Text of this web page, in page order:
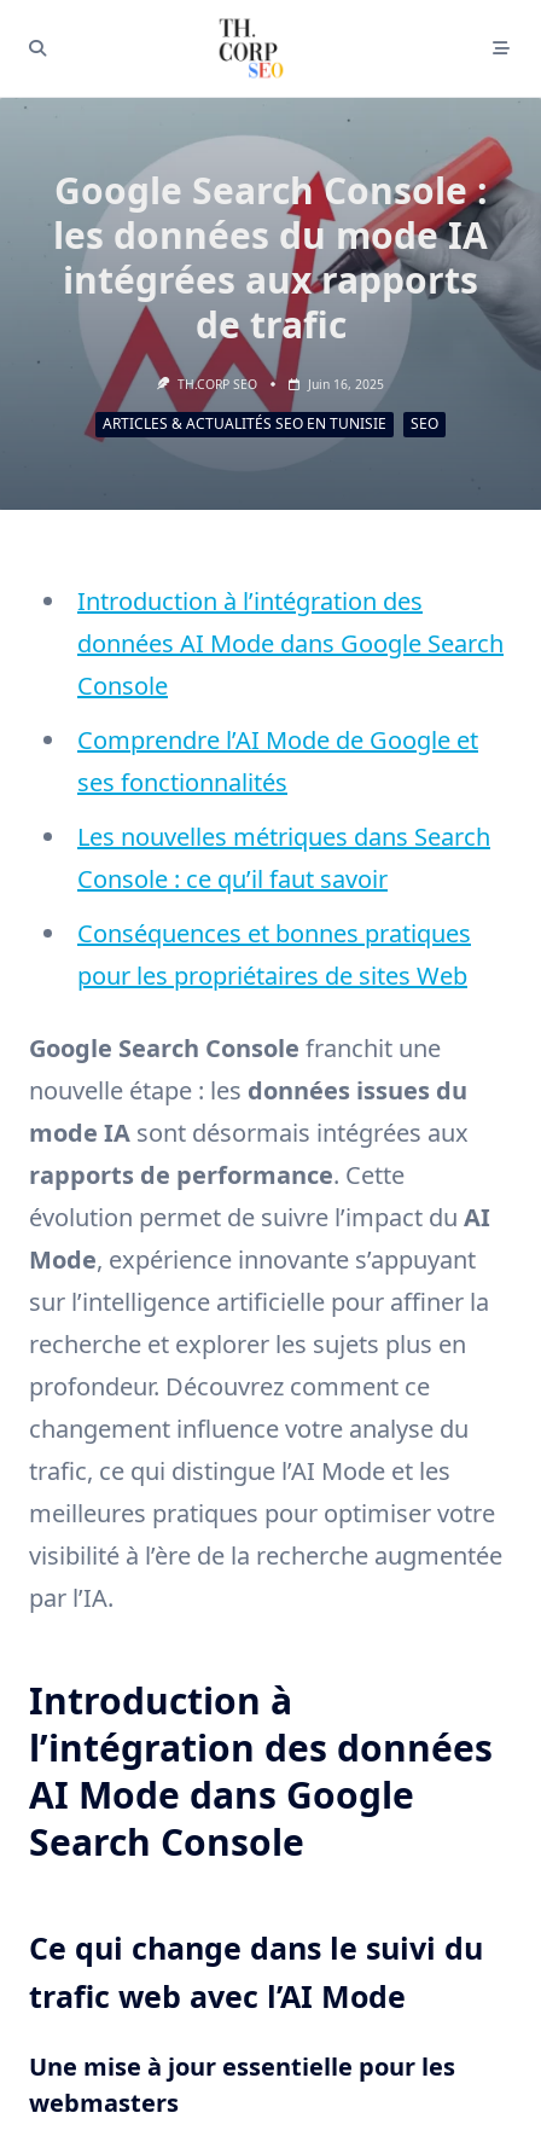
Google Search Console :
les données du mode IA
intégrées aux rapports
de trafic
TH.CORP SEO Juin 16, 2025
ARTICLES & ACTUALITÉS SEO EN TUNISIE SEO
Introduction à l’intégration des
données AI Mode dans Google Search
Console
Comprendre l’AI Mode de Google et
ses fonctionnalités
Les nouvelles métriques dans Search
Console : ce qu’il faut savoir
Conséquences et bonnes pratiques
pour les propriétaires de sites Web
Google Search Console franchit une
nouvelle étape : les données issues du
mode IA sont désormais intégrées aux
rapports de performance. Cette
évolution permet de suivre l’impact du AI
Mode, expérience innovante s’appuyant
sur l’intelligence artificielle pour affiner la
recherche et explorer les sujets plus en
profondeur. Découvrez comment ce
changement influence votre analyse du
trafic, ce qui distingue l’AI Mode et les
meilleures pratiques pour optimiser votre
visibilité à l’ère de la recherche augmentée
par l’IA.
Introduction à
l’intégration des données
AI Mode dans Google
Search Console
Ce qui change dans le suivi du
trafic web avec l’AI Mode
Une mise à jour essentielle pour les
webmasters